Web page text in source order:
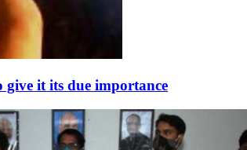
give it its due importance